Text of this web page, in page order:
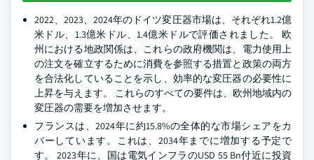
2022、2023、2024年のドイツ変圧器市場は、それぞれ1.2億
米ドル、1.3億米ドル、1.4億米ドルで評価されました。 欧
州における地政関係は、これらの政府機関は、電力使用上
の注文を確立するために消費を参照する措置と政策の両方
を合法化していることを示し、効率的な変圧器の必要性に
上昇を与えます。 これらのすべての要件は、欧州地域内の
変圧器の需要を増加させます。
フランスは、2024年に約15.8%の全体的な市場シェアをカ
バーしています。これは、2034年までに増加する予定で
す。 2023年に、国は電気インフラのUSD 55 Bn付近に投資